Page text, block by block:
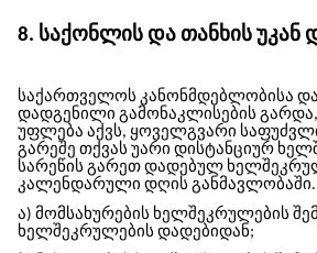
8. საქონლის და თანხის უკან
საქართველოს კანონმდებლობისა
დადგენილი გამონაკლისების
უფლება აქვს, ყოველგვარი
გარეშე თქვას უარი დისტანციურ
სარეწის გარეთ დადებულ
კალენდარული დღის განმავლობაში.
ა) მომსახურების ხელშეკრულების
ხელშეკრულების დადებიდან;